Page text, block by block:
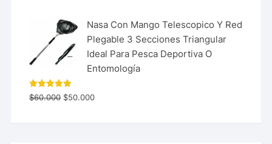
Nasa Con Mango Telescopico Y Red
Plegable 3 Secciones Triangular
Ideal Para Pesca Deportiva O
Entomología
Valorado
con 5.00
$60.000 $50.000